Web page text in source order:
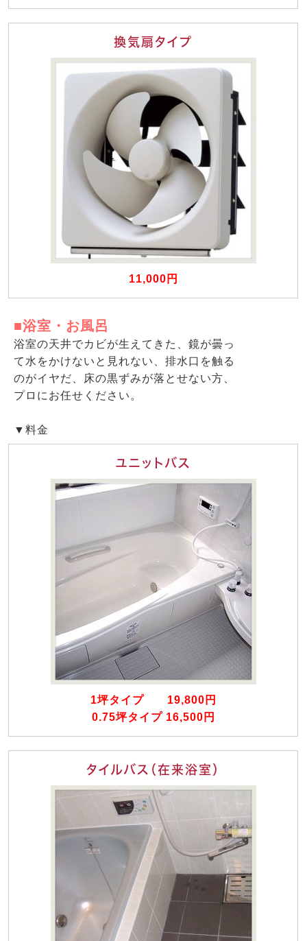
換気扇タイプ
11,000円
■浴室・お風呂
浴室の天井でカビが生えてきた、鏡が曇っ
て水をかけないと見れない、排水口を触る
のがイヤだ、床の黒ずみが落とせない方、
プロにお任せください。
▼料金
ユニットバス
1坪タイプ 19,800円
0.75坪タイプ 16,500円
タイルバス（在来浴室）